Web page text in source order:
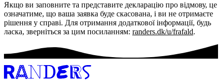
Якщо ви заповните та представите декларацію про відмову, це
означатиме, що ваша заявка буде скасована, і ви не отримаєте
рішення у справі. Для отримання додаткової інформації, будь
ласка, зверніться за цим посиланням: randers.dk/u/frafald.